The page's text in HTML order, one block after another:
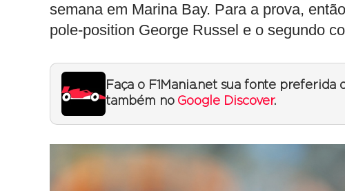
semana em Marina Bay. Para a prova,
pole-position George Russel e o segundo
Faça o F1Mania.net sua fonte preferida
também no Google Discover.